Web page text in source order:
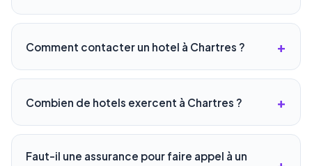
Comment contacter un hotel à Chartres ?
Combien de hotels exercent à Chartres ?
Faut-il une assurance pour faire appel à un